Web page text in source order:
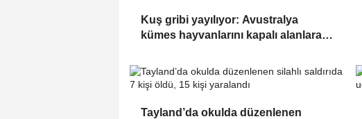
Kuş gribi yayılıyor: Avustralya
kümes hayvanlarını kapalı alanlara
Tayland’da okulda düzenlenen